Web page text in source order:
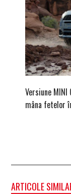
Versiune
mâna fetelor
ARTICOLE